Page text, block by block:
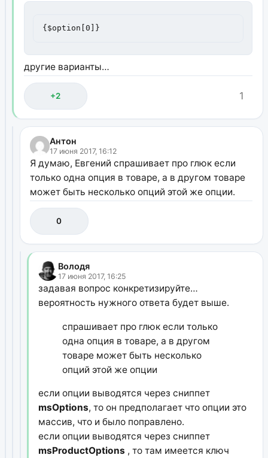
{$option[0]}
другие варианты…
+2 1
Антон
17 июня 2017, 16:12
Я думаю, Евгений спрашивает про глюк если
только одна опция в товаре, а в другом товаре
может быть несколько опций этой же опции.
0
Володя
17 июня 2017, 16:25
задавая вопрос конкретизируйте…
вероятность нужного ответа будет выше.
спрашивает про глюк если только
одна опция в товаре, а в другом
товаре может быть несколько
опций этой же опции
если опции выводятся через сниппет
msOptions, то он предполагает что опции это
массив, что и было поправлено.
если опции выводятся через сниппет
msProductOptions , то там имеется ключ